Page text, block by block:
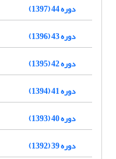
دوره 44 (1397)
دوره 43 (1396)
دوره 42 (1395)
دوره 41 (1394)
دوره 40 (1393)
دوره 39 (1392)